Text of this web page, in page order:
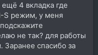
4 вкладка где
S режим, у меня
не так? для работы
спасибо за